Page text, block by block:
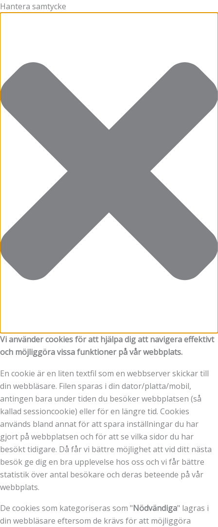
Hantera samtycke
Vi använder cookies för att hjälpa dig att navigera effektivt
och möjliggöra vissa funktioner på vår webbplats.
En cookie är en liten textfil som en webbserver skickar till
din webbläsare. Filen sparas i din dator/platta/mobil,
antingen bara under tiden du besöker webbplatsen (så
kallad sessioncookie) eller för en längre tid. Cookies
används bland annat för att spara inställningar du har
gjort på webbplatsen och för att se vilka sidor du har
besökt tidigare. Då får vi bättre möjlighet att vid ditt nästa
besök ge dig en bra upplevelse hos oss och vi får bättre
statistik över antal besökare och deras beteende på vår
webbplats.
De cookies som kategoriseras som "Nödvändiga" lagras i
din webbläsare eftersom de krävs för att möjliggöra